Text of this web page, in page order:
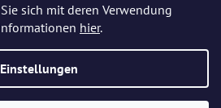
sich mit deren Verwendung
hier.
Einstellungen
Italiano Español Français
Hrvatski Slovenščina
Ελληνικά Svenska Dansk